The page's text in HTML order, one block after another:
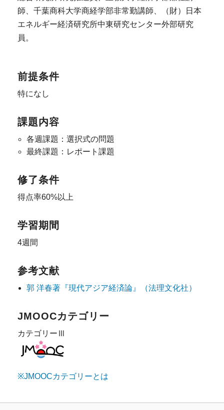
師、千葉商科大学商経学部非常勤講師、（財）日本
エネルギー経済研究所中東研究センター外部研究
員。
前提条件
特になし
課題内容
各週課題：選択式の問題
最終課題：レポート課題
修了条件
得点率60%以上
学習期間
4週間
参考文献
郭 洋春著『現代アジア経済論』（法理文化社）
JMOOCカテゴリー
カテゴリーⅢ
※JMOOCカテゴリーとは